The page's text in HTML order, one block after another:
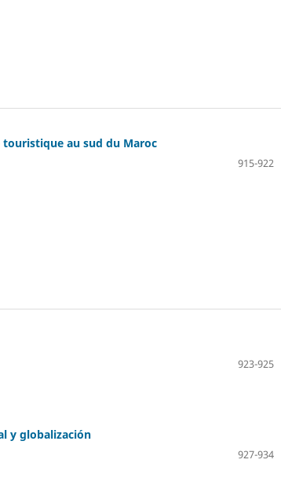
touristique au sud du Maroc
915-922
923-925
y globalización
927-934